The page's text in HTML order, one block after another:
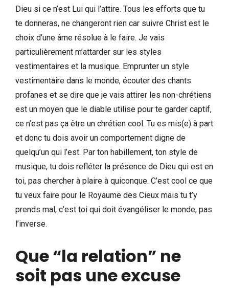
Dieu si ce n’est Lui qui l’attire. Tous les efforts que tu
te donneras, ne changeront rien car suivre Christ est le
choix d’une âme résolue à le faire. Je vais
particulièrement m’attarder sur les styles
vestimentaires et la musique. Emprunter un style
vestimentaire dans le monde, écouter des chants
profanes et se dire que je vais attirer les non-chrétiens
est un moyen que le diable utilise pour te garder captif,
ce n’est pas ça être un chrétien cool. Tu es mis(e) à part
et donc tu dois avoir un comportement digne de
quelqu’un qui l’est. Par ton habillement, ton style de
musique, tu dois refléter la présence de Dieu qui est en
toi, pas chercher à plaire à quiconque. C’est cool ce que
tu veux faire pour le Royaume des Cieux mais tu t’y
prends mal, c’est toi qui doit évangéliser le monde, pas
l’inverse.
Que “la relation” ne
soit pas une excuse